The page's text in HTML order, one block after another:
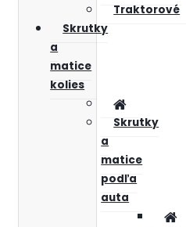
Traktorové
Skrutky
a
matice
kolies
Skrutky
a
matice
podľa
auta